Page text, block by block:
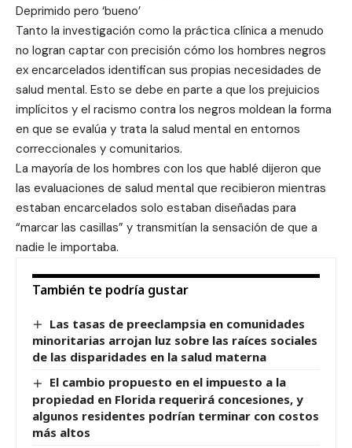
Deprimido pero ‘bueno’
Tanto la investigación como la práctica clínica a menudo
no logran captar con precisión cómo los hombres negros
ex encarcelados identifican sus propias necesidades de
salud mental. Esto se debe en parte a que los prejuicios
implícitos y el racismo contra los negros moldean la forma
en que se evalúa y trata la salud mental en entornos
correccionales y comunitarios.
La mayoría de los hombres con los que hablé dijeron que
las evaluaciones de salud mental que recibieron mientras
estaban encarcelados solo estaban diseñadas para
“marcar las casillas” y transmitían la sensación de que a
nadie le importaba.
También te podría gustar
Las tasas de preeclampsia en comunidades
minoritarias arrojan luz sobre las raíces sociales
de las disparidades en la salud materna
El cambio propuesto en el impuesto a la
propiedad en Florida requerirá concesiones, y
algunos residentes podrían terminar con costos
más altos